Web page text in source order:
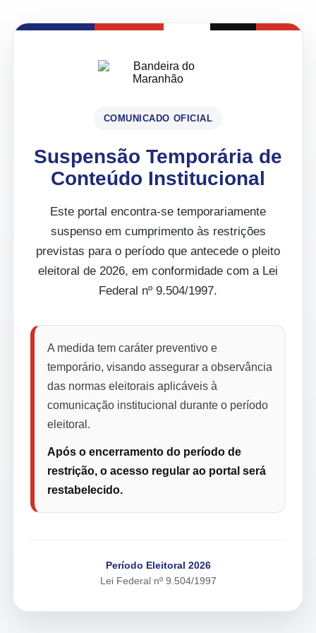
COMUNICADO OFICIAL
Suspensão Temporária de
Conteúdo Institucional
Este portal encontra-se temporariamente
suspenso em cumprimento às restrições
previstas para o período que antecede o pleito
eleitoral de 2026, em conformidade com a Lei
Federal nº 9.504/1997.
A medida tem caráter preventivo e
temporário, visando assegurar a observância
das normas eleitorais aplicáveis à
comunicação institucional durante o período
eleitoral.
Após o encerramento do período de
restrição, o acesso regular ao portal será
restabelecido.
Período Eleitoral 2026
Lei Federal nº 9.504/1997